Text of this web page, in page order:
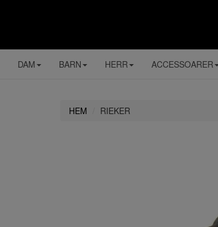
DAM BARN HERR ACCESSOARER
HEM RIEKER